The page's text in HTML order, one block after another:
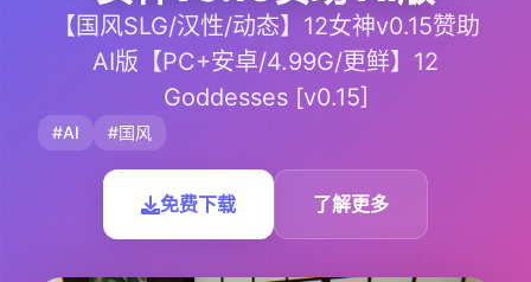
【国风SLG/汉性/动态】12女神v0.15赞助
AI版【PC+安卓/4.99G/更鲜】12
Goddesses [v0.15]
#AI #国风
免费下载 了解更多